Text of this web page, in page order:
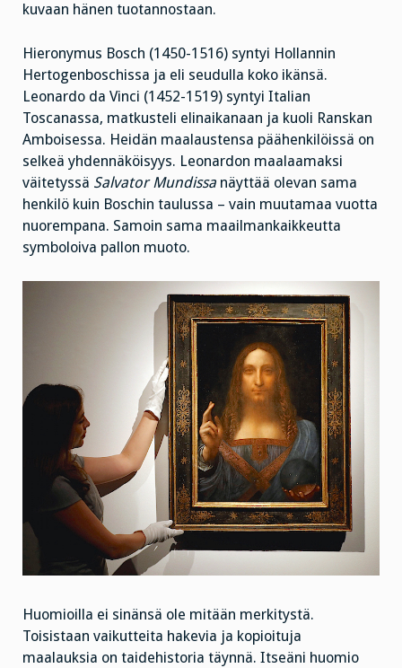
kuvaan hänen tuotannostaan.
Hieronymus Bosch (1450-1516) syntyi Hollannin
Hertogenboschissa ja eli seudulla koko ikänsä.
Leonardo da Vinci (1452-1519) syntyi Italian
Toscanassa, matkusteli elinaikanaan ja kuoli Ranskan
Amboisessa. Heidän maalaustensa päähenkilöissä on
selkeä yhdennäköisyys. Leonardon maalaamaksi
väitetyssä Salvator Mundissa näyttää olevan sama
henkilö kuin Boschin taulussa – vain muutamaa vuotta
nuorempana. Samoin sama maailmankaikkeutta
symboloiva pallon muoto.
Huomioilla ei sinänsä ole mitään merkitystä.
Toisistaan vaikutteita hakevia ja kopioituja
maalauksia on taidehistoria täynnä. Itseäni huomio